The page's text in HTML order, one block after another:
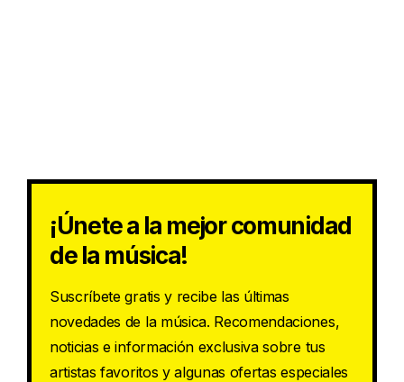
¡Únete a la mejor comunidad
de la música!
Suscríbete gratis y recibe las últimas
novedades de la música. Recomendaciones,
noticias e información exclusiva sobre tus
artistas favoritos y algunas ofertas especiales